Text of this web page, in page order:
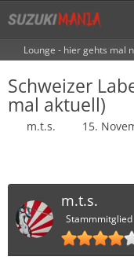
Lounge - hier gehts mal
Schweizer
mal aktuell)
m.t.s. 15.
m.t.s.
Stammmitglied